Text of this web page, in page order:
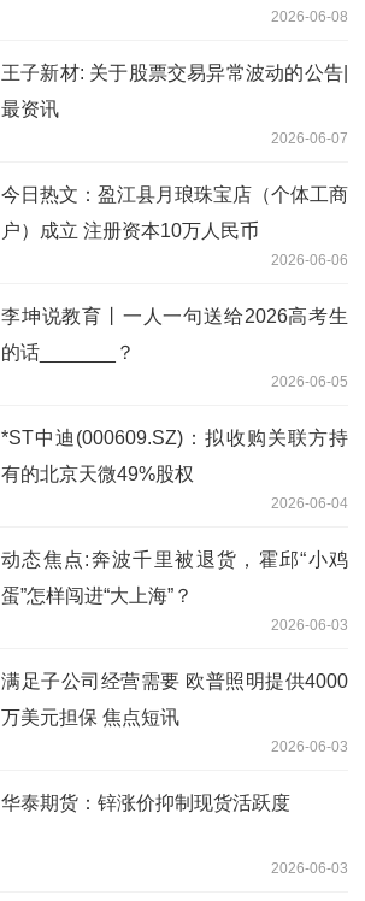
2026-06-08
王子新材: 关于股票交易异常波动的公告|
最资讯
2026-06-07
今日热文：盈江县月琅珠宝店（个体工商
户）成立 注册资本10万人民币
2026-06-06
李坤说教育丨一人一句送给2026高考生
的话_______？
2026-06-05
*ST中迪(000609.SZ)：拟收购关联方持
有的北京天微49%股权
2026-06-04
动态焦点:奔波千里被退货，霍邱“小鸡
蛋”怎样闯进“大上海”？
2026-06-03
满足子公司经营需要 欧普照明提供4000
万美元担保 焦点短讯
2026-06-03
华泰期货：锌涨价抑制现货活跃度
2026-06-03